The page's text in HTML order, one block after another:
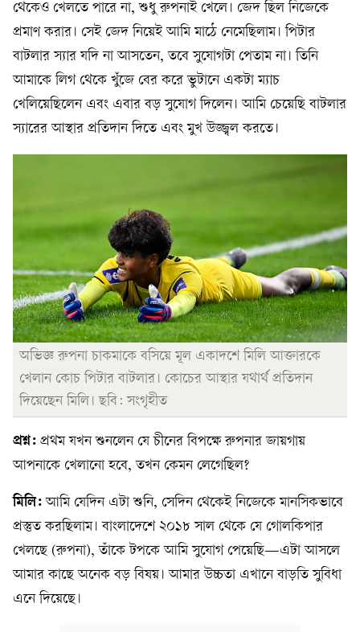
থেকেও খেলতে পারে না, শুধু রুপনাই খেলে। জেদ ছিল নিজেকে
প্রমাণ করার। সেই জেদ নিয়েই আমি মাঠে নেমেছিলাম। পিটার
বাটলার স্যার যদি না আসতেন, তবে সুযোগটা পেতাম না। তিনি
আমাকে লিগ থেকে খুঁজে বের করে ভুটানে একটা ম্যাচ
খেলিয়েছিলেন এবং এবার বড় সুযোগ দিলেন। আমি চেয়েছি বাটলার
স্যারের আস্থার প্রতিদান দিতে এবং মুখ উজ্জ্বল করতে।
অভিজ্ঞ রুপনা চাকমাকে বসিয়ে মূল একাদশে মিলি আক্তারকে
খেলান কোচ পিটার বাটলার। কোচের আস্থার যথার্থ প্রতিদান
দিয়েছেন মিলি। ছবি: সংগৃহীত
প্রশ্ন: প্রথম যখন শুনলেন যে চীনের বিপক্ষে রুপনার জায়গায়
আপনাকে খেলানো হবে, তখন কেমন লেগেছিল?
মিলি: আমি যেদিন এটা শুনি, সেদিন থেকেই নিজেকে মানসিকভাবে
প্রস্তুত করছিলাম। বাংলাদেশে ২০১৮ সাল থেকে যে গোলকিপার
খেলছে (রুপনা), তাঁকে টপকে আমি সুযোগ পেয়েছি—এটা আসলে
আমার কাছে অনেক বড় বিষয়। আমার উচ্চতা এখানে বাড়তি সুবিধা
এনে দিয়েছে।